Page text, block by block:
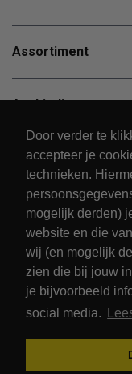
Door verder te
accepteer je
technieken.
mogelijk derden)
website en die
wij (en mogelijk
zien die bij jouw
je bijvoorbeeld
social media.
Assortiment
Aanbiedingen
Klantenservice
© 2026 - PetsPark.nl.